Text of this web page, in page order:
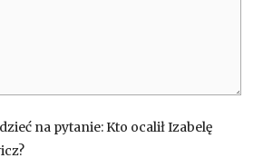
na pytanie: Kto ocalił Izabelę